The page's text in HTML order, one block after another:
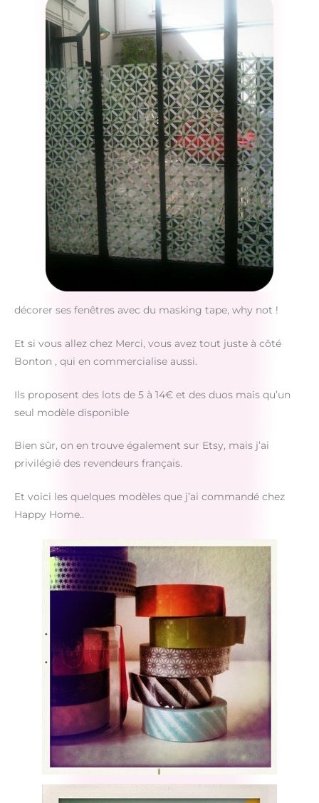
décorer ses fenêtres avec du masking tape, why not !
Et si vous allez chez Merci, vous avez tout juste à côté
Bonton , qui en commercialise aussi.
Ils proposent des lots de 5 à 14€ et des duos mais qu’un
seul modèle disponible
Bien sûr, on en trouve également sur Etsy, mais j’ai
privilégié des revendeurs français.
Et voici les quelques modèles que j’ai commandé chez
Happy Home..